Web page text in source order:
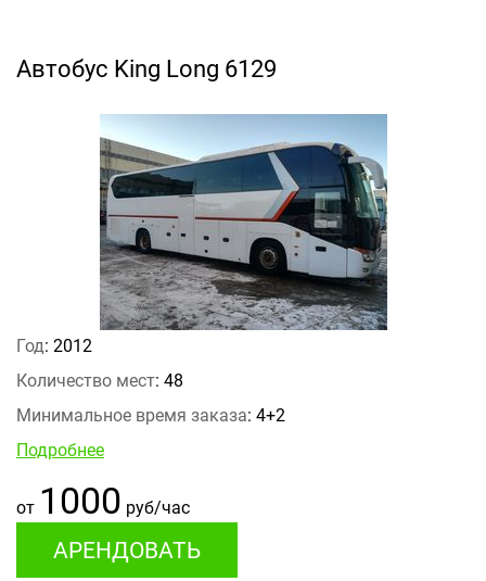
Автобус King Long 6129
Год: 2012
Количество мест: 48
Минимальное время заказа: 4+2
Подробнее
от 1000 руб/час
АРЕНДОВАТЬ